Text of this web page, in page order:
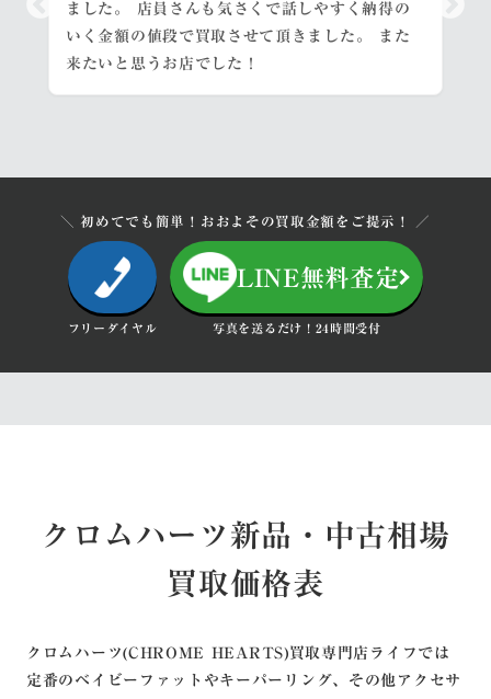
ました。 店員さんも気さくで話しやすく納得の
いく金額の値段で買取させて頂きました。 また
来たいと思うお店でした！
＼ 初めてでも簡単！おおよその買取金額をご提示！ ／
フリーダイヤル
LINE無料査定
写真を送るだけ！24時間受付
クロムハーツ新品・中古相場
買取価格表
クロムハーツ(CHROME HEARTS)買取専門店ライフでは
定番のベイビーファットやキーパーリング、その他アクセサ